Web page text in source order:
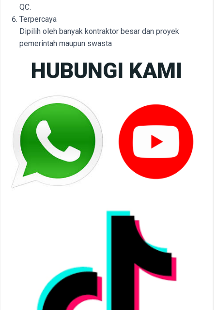
QC.
Terpercaya
Dipilih oleh banyak kontraktor besar dan proyek
pemerintah maupun swasta
HUBUNGI KAMI